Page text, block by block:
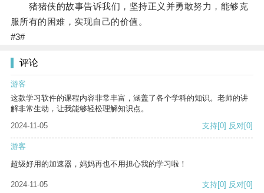
猪猪侠的故事告诉我们，坚持正义并勇敢努力，能够克
服所有的困难，实现自己的价值。
#3#
评论
游客
这款学习软件的课程内容非常丰富，涵盖了各个学科的知识。老师的讲
解非常生动，让我能够轻松理解知识点。
2024-11-05
支持[0] 反对[0]
游客
超级好用的加速器，妈妈再也不用担心我的学习啦！
2024-11-05 支持[0] 反对[0]